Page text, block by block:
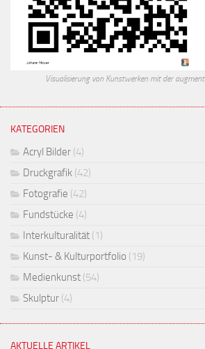
Visualisierung von Kunstwerken mit der
KATEGORIEN
Acryl Bilder (4)
Druckgrafik (42)
Fotografie (42)
Fundstücke (4)
Interkulturalität (1)
Kunst- & Kulturportfolio (19)
Medienkunst (54)
Skulptur (4)
AKTUELLE ARTIKEL